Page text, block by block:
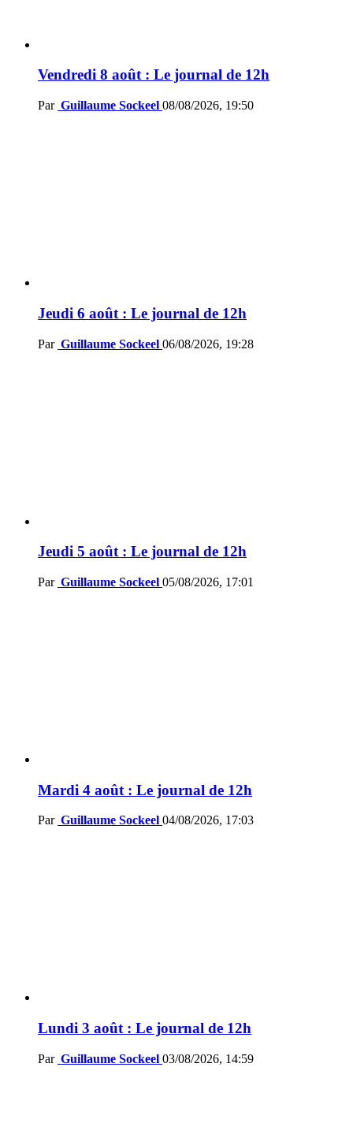
Vendredi 8 août : Le journal de 12h
Par Guillaume Sockeel 08/08/2026, 19:50
Jeudi 6 août : Le journal de 12h
Par Guillaume Sockeel 06/08/2026, 19:28
Jeudi 5 août : Le journal de 12h
Par Guillaume Sockeel 05/08/2026, 17:01
Mardi 4 août : Le journal de 12h
Par Guillaume Sockeel 04/08/2026, 17:03
Lundi 3 août : Le journal de 12h
Par Guillaume Sockeel 03/08/2026, 14:59